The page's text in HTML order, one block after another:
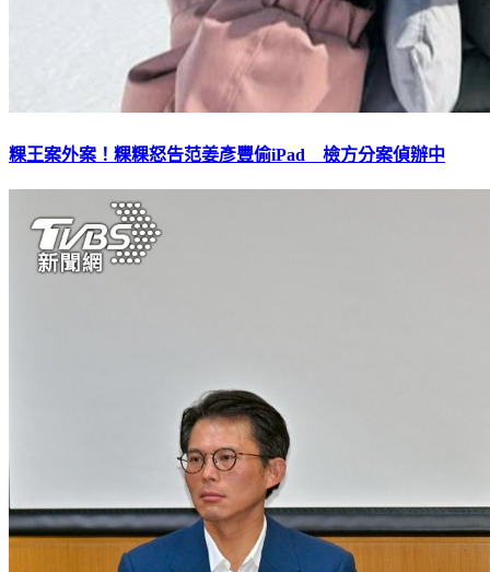
粿王案外案！粿粿怒告范姜彥豐偷iPad 檢方分案偵辦中